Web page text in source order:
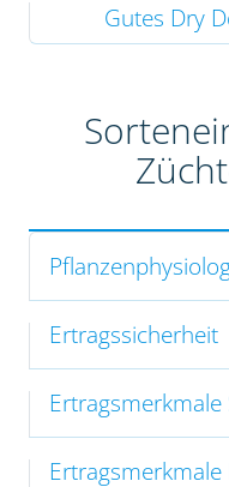
Gutes Dry
Ertragssicherheit
Ertragsmerkmale